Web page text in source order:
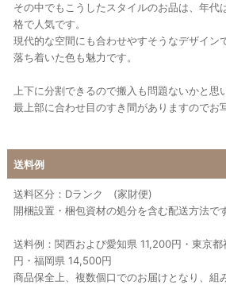
その中でもこうしたスタイルのお品は、年代
格で人気です。
現代的な空間にも合わせやすそうなデザイン
落ち着いた色も魅力です。
上下に分割できるので搬入も問題ないかと思
最上部に合わせ目のすき間がありますのでお
送料例
送料区分：Dランク (家財便)
開梱設置・梱包資材の処分を含む配送方法です
送料例：関西および愛知県 11,200円・東京
円・福岡県 14,500円
商品保全上、複数個口でのお届けとなり、組